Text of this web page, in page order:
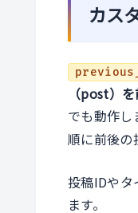
カス
（post）
でも動作し
順に前後の
投稿IDやタ
ます。